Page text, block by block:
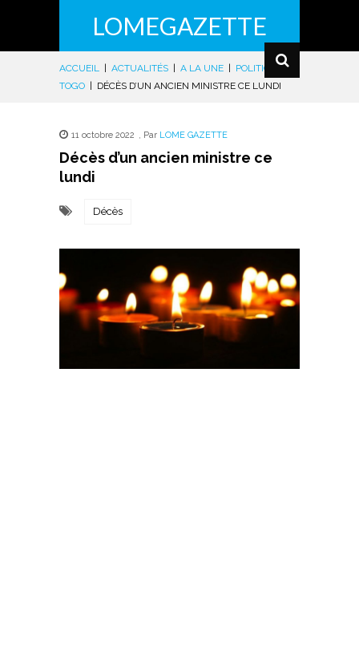
LOMEGAZETTE
ACCUEIL ACTUALITÉS A LA UNE POLITIQUE |
TOGO
DÉCÈS D’UN ANCIEN MINISTRE CE LUNDI
11 octobre 2022 , Par LOME GAZETTE
Décès d’un ancien ministre ce
lundi
Décès